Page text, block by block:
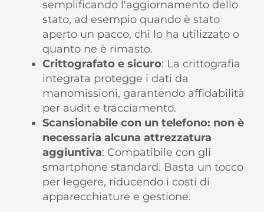
semplificando l'aggiornamento dello
stato, ad esempio quando è stato
aperto un pacco, chi lo ha utilizzato o
quanto ne è rimasto.
Crittografato e sicuro: La crittografia
integrata protegge i dati da
manomissioni, garantendo affidabilità
per audit e tracciamento.
Scansionabile con un telefono: non è
necessaria alcuna attrezzatura
aggiuntiva: Compatibile con gli
smartphone standard. Basta un tocco
per leggere, riducendo i costi di
apparecchiature e gestione.